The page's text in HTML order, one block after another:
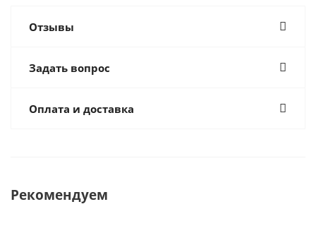
Отзывы
Задать вопрос
Оплата и доставка
Рекомендуем